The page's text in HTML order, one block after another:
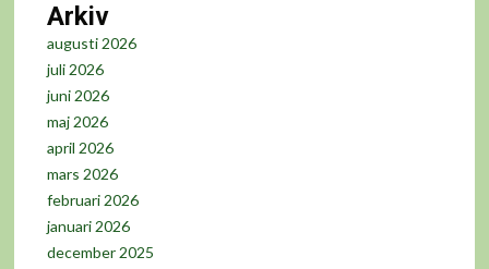
Arkiv
augusti 2026
juli 2026
juni 2026
maj 2026
april 2026
mars 2026
februari 2026
januari 2026
december 2025